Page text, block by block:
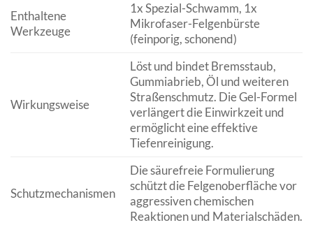
Enthaltene
Werkzeuge
1x Spezial-Schwamm, 1x
Mikrofaser-Felgenbürste
(feinporig, schonend)
Wirkungsweise
Löst und bindet Bremsstaub,
Gummiabrieb, Öl und weiteren
Straßenschmutz. Die Gel-Formel
verlängert die Einwirkzeit und
ermöglicht eine effektive
Tiefenreinigung.
Schutzmechanismen
Die säurefreie Formulierung
schützt die Felgenoberfläche vor
aggressiven chemischen
Reaktionen und Materialschäden.